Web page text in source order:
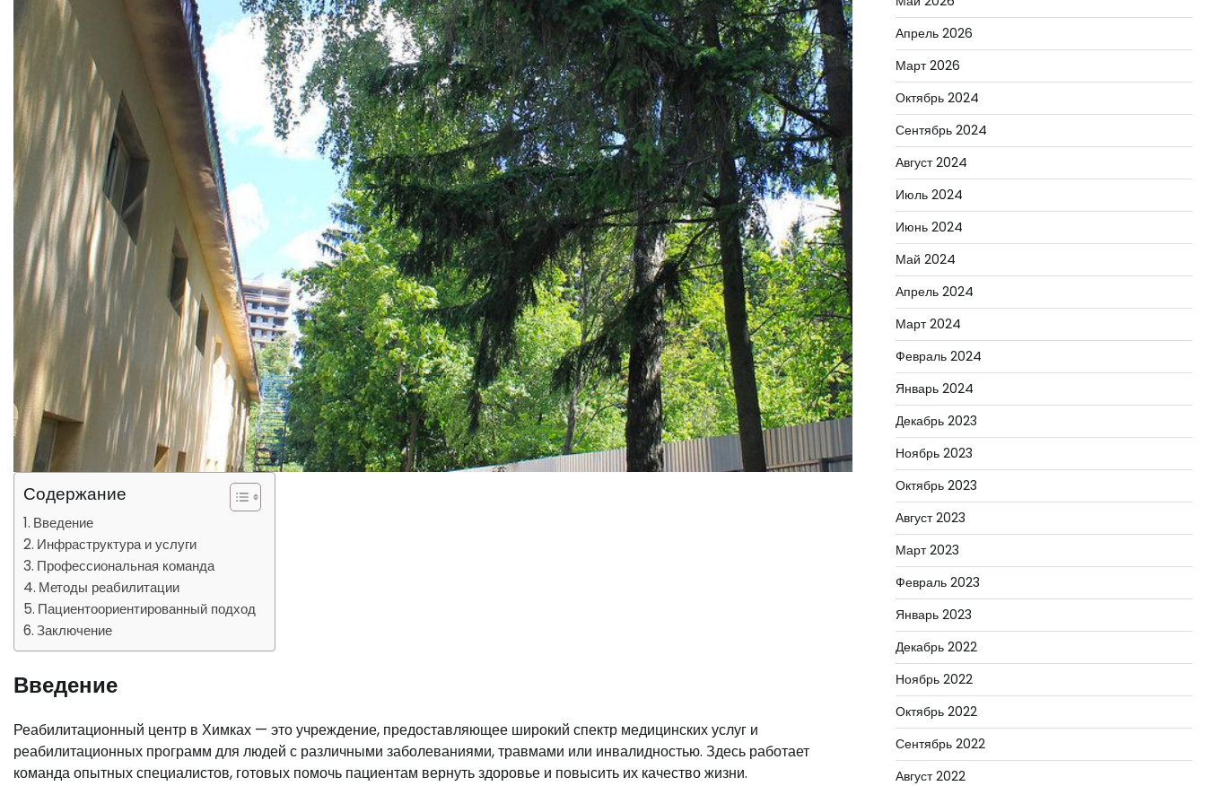
Содержание
Введение
Инфраструктура и услуги
Профессиональная команда
Методы реабилитации
Пациентоориентированный подход
Заключение
Введение
Реабилитационный центр в Химках — это учреждение, предоставляющее широкий спектр медицинских услуг и
реабилитационных программ для людей с различными заболеваниями, травмами или инвалидностью. Здесь работает
команда опытных специалистов, готовых помочь пациентам вернуть здоровье и повысить их качество жизни.
Апрель 2026
Март 2026
Октябрь 2024
Сентябрь 2024
Август 2024
Июль 2024
Июнь 2024
Май 2024
Апрель 2024
Март 2024
Февраль 2024
Январь 2024
Декабрь 2023
Ноябрь 2023
Октябрь 2023
Август 2023
Март 2023
Февраль 2023
Январь 2023
Декабрь 2022
Ноябрь 2022
Октябрь 2022
Сентябрь 2022
Август 2022